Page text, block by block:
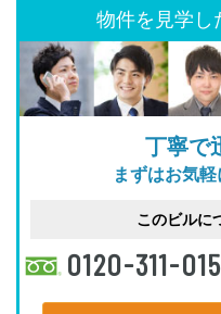
物件を見学し
丁寧で
まずはお気軽
このビルに
0120-311-015